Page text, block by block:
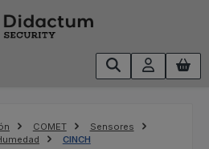
COMET
Sensores
CINCH